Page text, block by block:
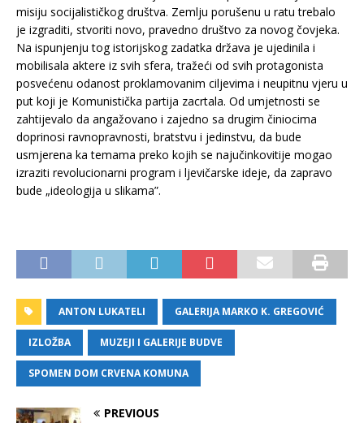
misiju socijalističkog društva. Zemlju porušenu u ratu trebalo
je izgraditi, stvoriti novo, pravedno društvo za novog čovjeka.
Na ispunjenju tog istorijskog zadatka država je ujedinila i
mobilisala aktere iz svih sfera, tražeći od svih protagonista
posvećenu odanost proklamovanim ciljevima i neupitnu vjeru u
put koji je Komunistička partija zacrtala. Od umjetnosti se
zahtijevalo da angažovano i zajedno sa drugim činiocima
doprinosi ravnopravnosti, bratstvu i jedinstvu, da bude
usmjerena ka temama preko kojih se najučinkovitije mogao
izraziti revolucionarni program i ljevičarske ideje, da zapravo
bude „ideologija u slikama”.
ANTON LUKATELI GALERIJA MARKO K. GREGOVIĆ
IZLOŽBA MUZEJI I GALERIJE BUDVE
SPOMEN DOM CRVENA KOMUNA
PREVIOUS